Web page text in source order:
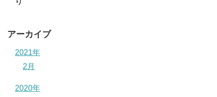
アーカイブ
2021年
2月
2020年